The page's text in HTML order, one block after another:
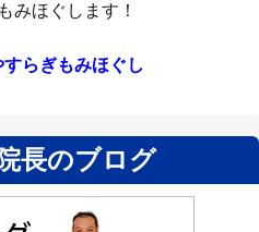
みほぐします！
らぎもみほぐし
長のブログ